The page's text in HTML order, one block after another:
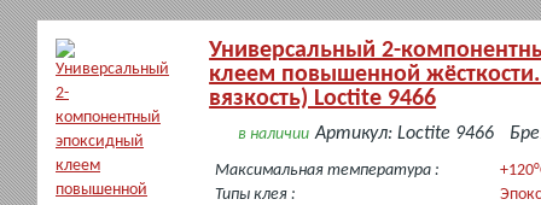
Универсальный 2-
клеем повышенной
вязкость) Loctite 9466
в наличии Артикул: Loctite 9466
Максимальная температура :
Типы клея :